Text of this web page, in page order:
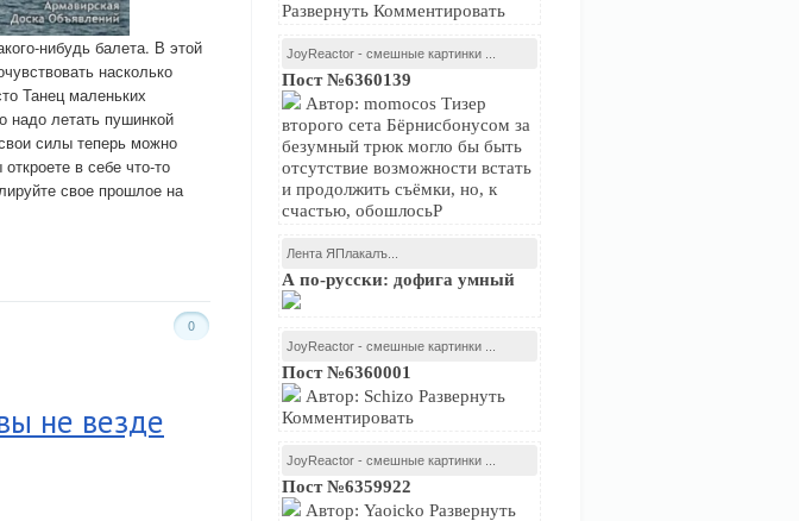
Развернуть Комментировать
JoyReactor - смешные картинки ...
Пост №6360139
Автор: momocos Тизер
второго сета Бёрнисбонусом за
безумный трюк могло бы быть
отсутствие возможности встать
и продолжить съёмки, но, к
счастью, обошлосьР
Лента ЯПлакалъ...
А по-русски: дофига умный
JoyReactor - смешные картинки ...
Пост №6360001
Автор: Schizo Развернуть
Комментировать
JoyReactor - смешные картинки ...
Пост №6359922
Автор: Yaoicko Развернуть
нибудь балета. В этой
насколько
Танец маленьких
надо летать пушинкой
силы теперь можно
в себе что-то
свое прошлое на
0
не везде